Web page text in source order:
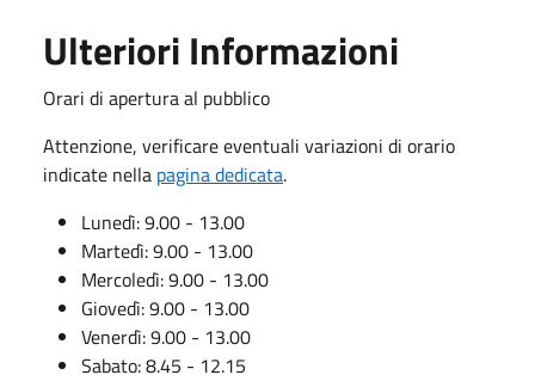
Ulteriori Informazioni
Orari di apertura al pubblico
Attenzione, verificare eventuali variazioni di orario
indicate nella pagina dedicata.
Lunedì: 9.00 - 13.00
Martedì: 9.00 - 13.00
Mercoledì: 9.00 - 13.00
Giovedì: 9.00 - 13.00
Venerdì: 9.00 - 13.00
Sabato: 8.45 - 12.15